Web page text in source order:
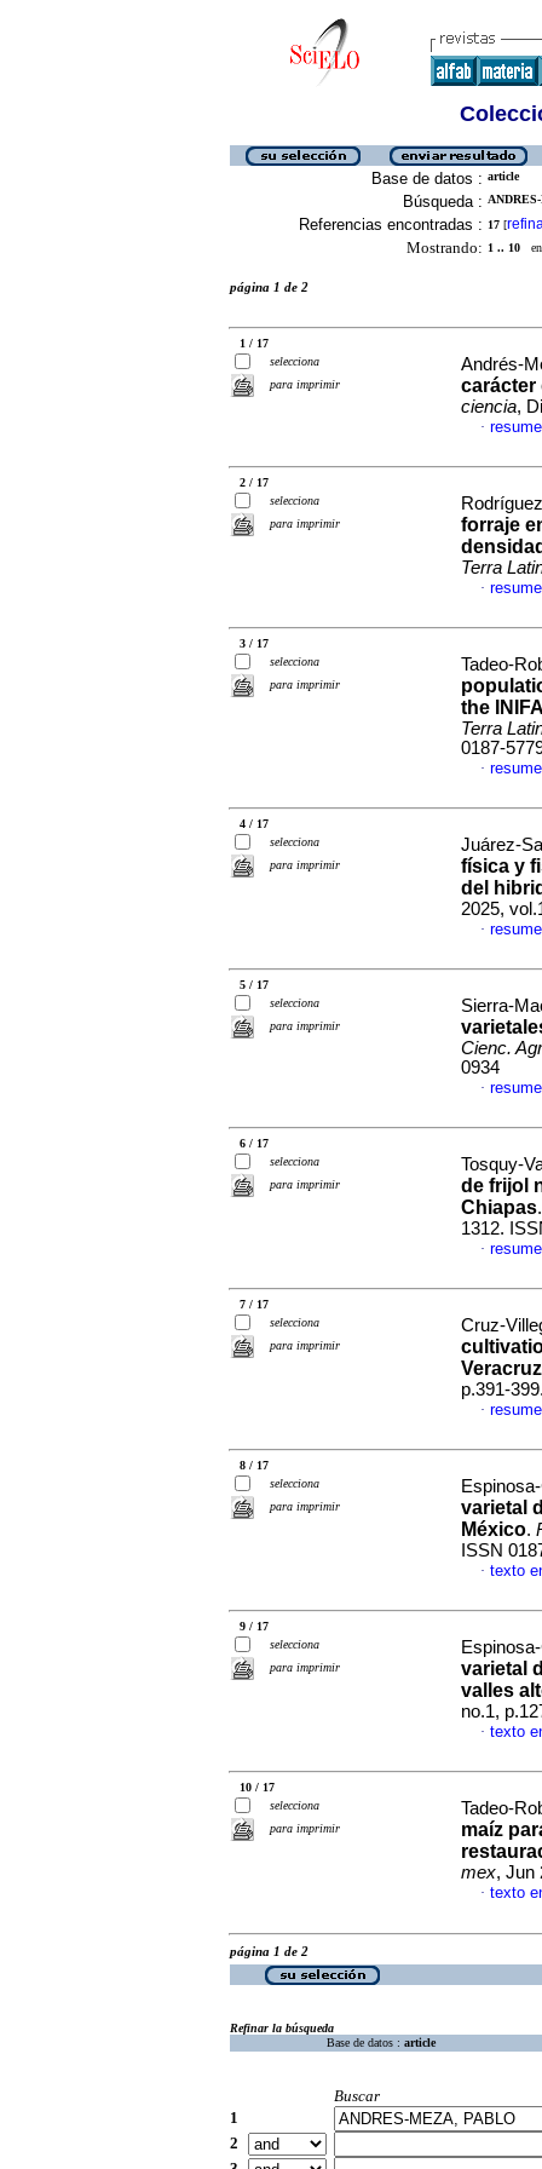
Base de datos : article
Búsqueda :
Referencias encontradas : 17 [
Mostrando: 1 .. 10 en
página 1 de 2
1 / 17
selecciona
para imprimir
Andrés-
carácter
ciencia,
·
2 / 17
selecciona
para imprimir
forraje
Terra
·
3 / 17
selecciona
para imprimir
Tadeo-
the
Terra
0187-
·
4 / 17
selecciona
para imprimir
Juárez-
física y
del
2025,
·
5 / 17
selecciona
para imprimir
Sierra-
Cienc.
0934
·
6 / 17
selecciona
para imprimir
Tosquy-
de frijol
Chiapas
1312.
·
7 / 17
selecciona
para imprimir
Cruz-
p.391-
·
8 / 17
selecciona
para imprimir
varietal
México.
ISSN
· texto
9 / 17
selecciona
para imprimir
varietal
valles
no.1,
· texto
10 / 17
selecciona
para imprimir
Tadeo-
maíz
mex, Jun
· texto
página 1 de 2
Refinar la búsqueda
Base de datos : article
Buscar
1
2